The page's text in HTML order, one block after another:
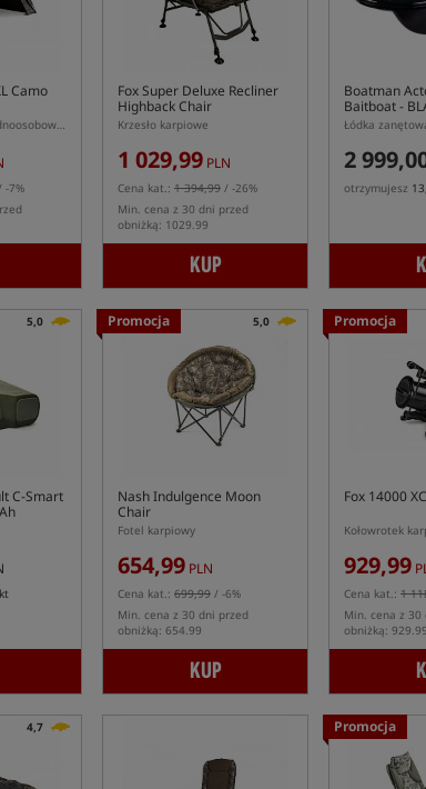
Camo
Namiot karpiowy jednoosobowy XL
-7%
Fox Super Deluxe Recliner
Highback Chair
Krzesło karpiowe
1 029,99 PLN
Cena kat.: 1 394,99 / -26%
Min. cena z 30 dni przed
obniżką: 1029.99
KUP
Boatman
Baitboat -
2
otrzymujesz
5,0
C-Smart
Promocja 5,0
Nash Indulgence Moon
Chair
Fotel karpiowy
654,99 PLN
Cena kat.: 699,99 / -6%
Min. cena z 30 dni przed
obniżką: 654.99
KUP
Promocja
Fox 14000 XC
929,99
Cena kat.: 1
Min. cena z 30
obniżką: 929.99
4,7 Promocja